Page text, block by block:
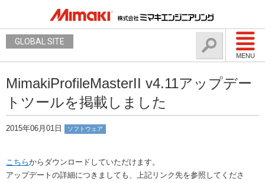
MENU
GLOBAL SITE
MimakiProfileMasterII v4.11アップデー
トツールを掲載しました
2015年06月01日 ソフトウェア
こちらからダウンロードしていただけます。
アップデートの詳細につきましても、上記リンク先を参照してくださ